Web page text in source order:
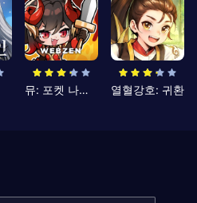
뮤: 포켓 나이츠 열혈강호: 귀환